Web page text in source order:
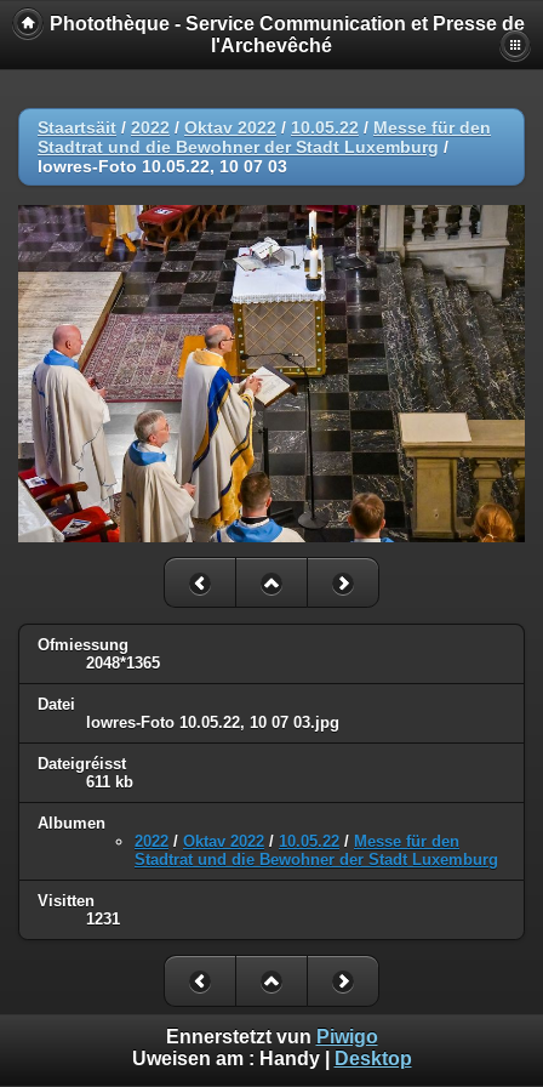
Photothèque - Service Communication et Presse de
l'Archevêché
Staartsäit / 2022 / Oktav 2022 / 10.05.22 / Messe für den
Stadtrat und die Bewohner der Stadt Luxemburg /
lowres-Foto 10.05.22, 10 07 03
Ofmiessung
2048*1365
Datei
lowres-Foto 10.05.22, 10 07 03.jpg
Dateigréisst
611 kb
Albumen
2022 / Oktav 2022 / 10.05.22 / Messe für den
Stadtrat und die Bewohner der Stadt Luxemburg
Visitten
1231
Ennerstetzt vun Piwigo
Uweisen am : Handy| Desktop